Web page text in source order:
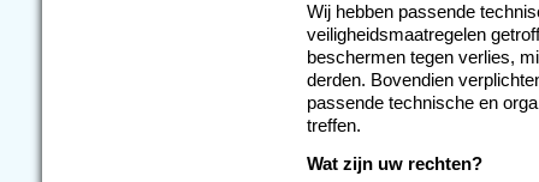
Wij hebben passende
veiligheidsmaatregelen
beschermen tegen verlies,
derden. Bovendien
passende technische en
treffen.
Wat zijn uw rechten?